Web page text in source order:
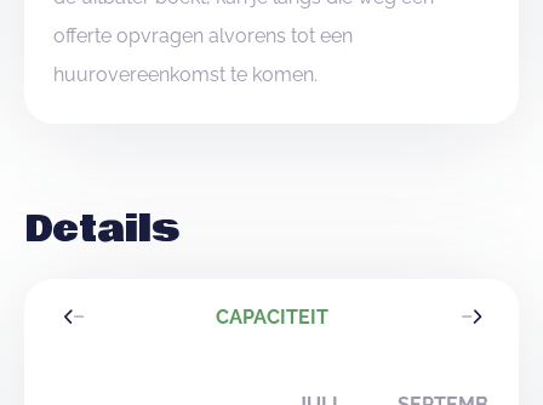
offerte opvragen alvorens tot een
huurovereenkomst te komen.
Details
CAPACITEIT